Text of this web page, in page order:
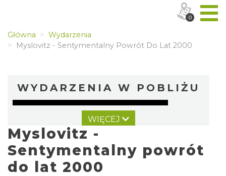
Główna
Wydarzenia
Myslovitz - Sentymentalny Powrót Do Lat 2000
WYDARZENIA W POBLIŻU
WIĘCEJ
Myslovitz -
Sentymentalny powrót
do lat 2000
0